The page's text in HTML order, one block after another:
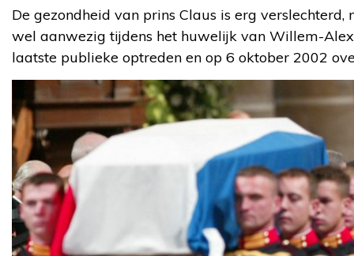
De gezondheid van prins Claus is erg
wel aanwezig tijdens het huwelijk van Willem-
laatste publieke optreden en op 6 oktober 2002